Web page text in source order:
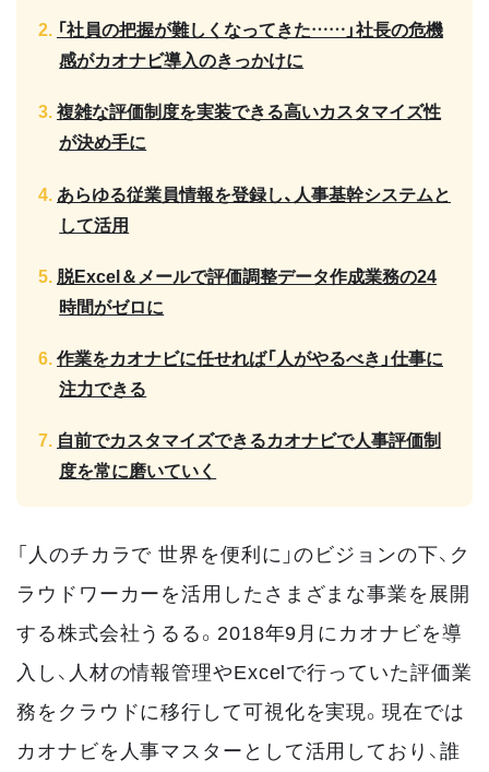
「社員の把握が難しくなってきた……」社長の危機
感がカオナビ導入のきっかけに
複雑な評価制度を実装できる高いカスタマイズ性
が決め手に
あらゆる従業員情報を登録し、人事基幹システムと
して活用
脱Excel＆メールで評価調整データ作成業務の24
時間がゼロに
作業をカオナビに任せれば「人がやるべき」仕事に
注力できる
自前でカスタマイズできるカオナビで人事評価制
度を常に磨いていく
「人のチカラで 世界を便利に」のビジョンの下、ク
ラウドワーカーを活用したさまざまな事業を展開
する株式会社うるる。2018年9月にカオナビを導
入し、人材の情報管理やExcelで行っていた評価業
務をクラウドに移行して可視化を実現。現在では
カオナビを人事マスターとして活用しており、誰